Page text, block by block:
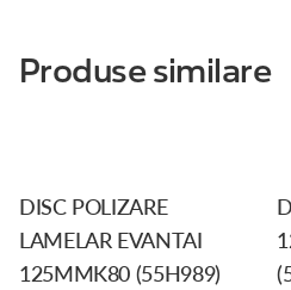
Produse similare
DISC POLIZARE
LAMELAR EVANTAI
125MMK80 (55H989)